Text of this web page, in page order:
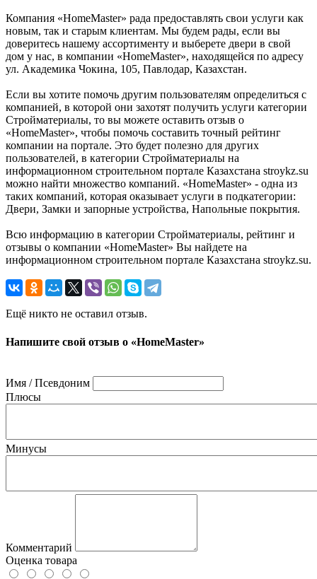
Компания «HomeMaster» рада предоставлять свои услуги как
новым, так и старым клиентам. Мы будем рады, если вы
доверитесь нашему ассортименту и выберете двери в свой
дом у нас, в компании «HomeMaster», находящейся по адресу
ул. Академика Чокина, 105, Павлодар, Казахстан.
Если вы хотите помочь другим пользователям определиться с
компанией, в которой они захотят получить услуги категории
Стройматериалы, то вы можете оставить отзыв о
«HomeMaster», чтобы помочь составить точный рейтинг
компании на портале. Это будет полезно для других
пользователей, в категории Стройматериалы на
информационном строительном портале Казахстана stroykz.su
можно найти множество компаний. «HomeMaster» - одна из
таких компаний, которая оказывает услуги в подкатегории:
Двери, Замки и запорные устройства, Напольные покрытия.
Всю информацию в категории Стройматериалы, рейтинг и
отзывы о компании «HomeMaster» Вы найдете на
информационном строительном портале Казахстана stroykz.su.
Ещё никто не оставил отзыв.
Напишите свой отзыв о «HomeMaster»
Имя / Псевдоним
Плюсы
Минусы
Комментарий
Оценка товара